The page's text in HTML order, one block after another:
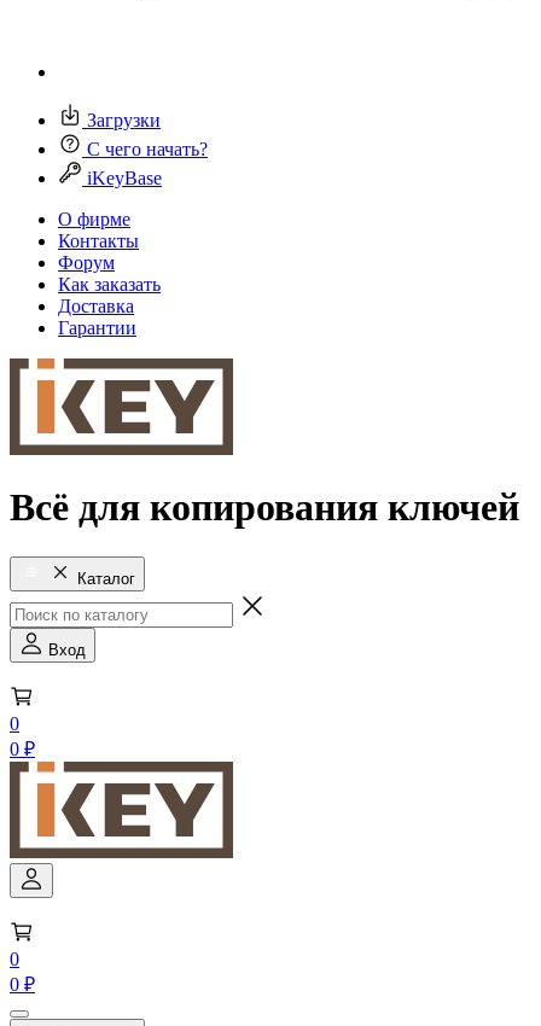
Загрузки
С чего начать?
iKeyBase
О фирме
Контакты
Форум
Как заказать
Доставка
Гарантии
Всё для копирования ключей
Каталог
Вход
0
0 ₽
0
0 ₽